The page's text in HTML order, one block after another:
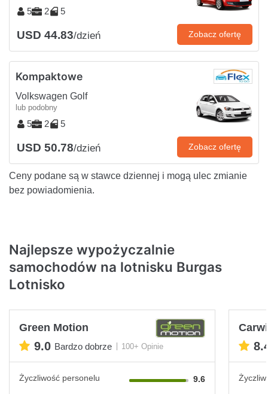
5 2 5
USD 44.83/dzień Zobacz ofertę
Kompaktowe
Volkswagen Golf
lub podobny
5 2 5
USD 50.78/dzień Zobacz ofertę
Ceny podane są w stawce dziennej i mogą ulec zmianie
bez powiadomienia.
Najlepsze wypożyczalnie
samochodów na lotnisku Burgas
Lotnisko
Green Motion
9.0 Bardzo dobrze 100+ Opinie
Życzliwość personelu
9.6